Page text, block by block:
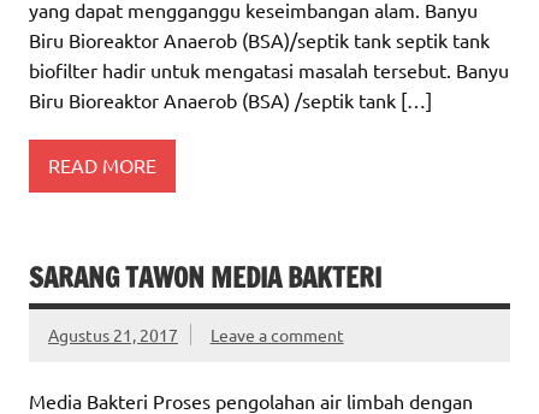
yang dapat mengganggu keseimbangan alam. Banyu
Biru Bioreaktor Anaerob (BSA)/septik tank septik tank
biofilter hadir untuk mengatasi masalah tersebut. Banyu
Biru Bioreaktor Anaerob (BSA) /septik tank […]
READ MORE
SARANG TAWON MEDIA BAKTERI
Agustus 21, 2017 Leave a comment
Media Bakteri Proses pengolahan air limbah dengan